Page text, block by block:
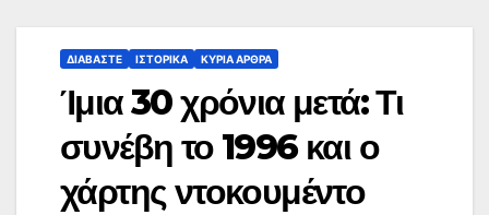
ΔΙΑΒΆΣΤΕ ΙΣΤΟΡΙΚΆ ΚΥΡΙΑ ΑΡΘΡΑ
Ίμια 30 χρόνια μετά: Τι
συνέβη το 1996 και ο
χάρτης ντοκουμέντο